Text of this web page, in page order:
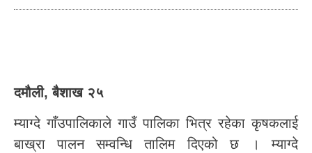
दमौली, बैशाख २५
म्याग्दे गाँउपालिकाले गाउँ पालिका भित्र रहेका कृषकलाई
बाख्रा पालन सम्वन्धि तालिम दिएको छ । म्याग्दे